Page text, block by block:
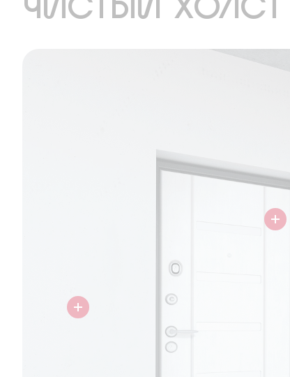
ЧИСТЫЙ ХОЛСТ